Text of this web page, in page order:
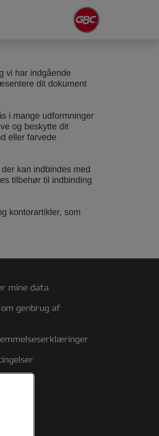
vi har indgående
dit dokument
i mange udformninger
og beskytte dit
eller farvede
kan indbindes med
tilbehør til indbinding
kontorartikler, som
mine data
genbrug af